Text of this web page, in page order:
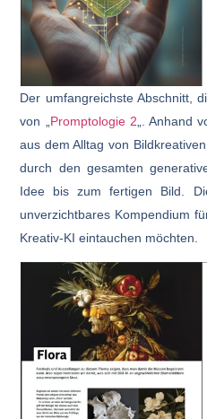
Der umfangreichste Abschnitt,
von „ Promptologie 2 „. Anhand
aus dem Alltag von
durch den gesamten
Idee bis zum fertigen Bild.
unverzichtbares Kompendium
Kreativ-KI eintauchen möchten.